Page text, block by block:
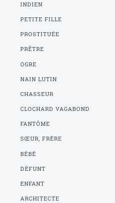
INDIEN
PETITE FILLE
PROSTITUÉE
PRÊTRE
OGRE
NAIN LUTIN
CHASSEUR
CLOCHARD VAGABOND
FANTÔME
SŒUR, FRÈRE
BÉBÉ
DÉFUNT
ENFANT
ARCHITECTE